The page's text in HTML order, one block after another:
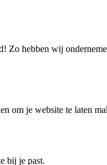
hebben wij
om je website te laten
bij je past.